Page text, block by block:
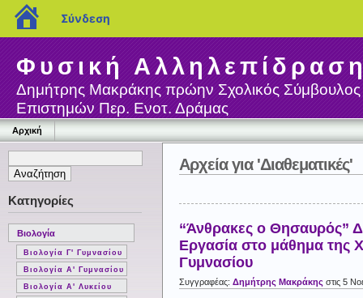
Φυσική
Δημήτρης Μακράκης πρώην Σχολικός
Επιστημών Περ. Ενοτ. Δράμας
Αρχική
Κατηγορίες
Βιολογία
Βιολογία Γ' Γυμνασίου
Βιολογία Α' Γυμνασίου
Βιολογία Α' Λυκείου
Αρχεία για 'Διαθεματικές'
“Άνθρακες ο Θησαυρός”
Εργασία στο μάθημα της
Γυμνασίου
Συγγραφέας: Δημήτρης Μακράκης στις 5
blogs.sch.gr
Σύνδεση